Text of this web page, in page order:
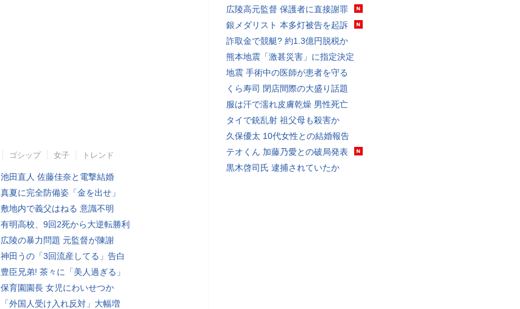
ゴシップ 女子 トレンド
池田直人 佐藤佳奈と電撃結婚
真夏に完全防備姿「金を出せ」
敷地内で義父はねる 意識不明
有明高校、9回2死から大逆転勝利
広陵の暴力問題 元監督が陳謝
神田うの「3回流産してる」告白
豊臣兄弟! 茶々に「美人過ぎる」
保育園園長 女児にわいせつか
「外国人受け入れ反対」大幅増
広陵高元監督 保護者に直接謝罪
銀メダリスト 本多灯被告を起訴
詐取金で競艇? 約1.3億円脱税か
熊本地震「激甚災害」に指定決定
地震 手術中の医師が患者を守る
くら寿司 閉店間際の大盛り話題
服は汗で濡れ皮膚乾燥 男性死亡
タイで銃乱射 祖父母も殺害か
久保優太 10代女性との結婚報告
テオくん 加藤乃愛との破局発表
黒木啓司氏 逮捕されていたか